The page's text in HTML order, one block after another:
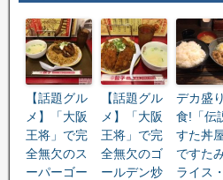
【話題グル
メ】「大阪
王将」で完
全無欠のス
ーパーゴー
【話題グル
メ】「大阪
王将」で完
全無欠のゴ
ールデン炒
デカ盛
食!「伝
すた丼屋
ですた
ライス